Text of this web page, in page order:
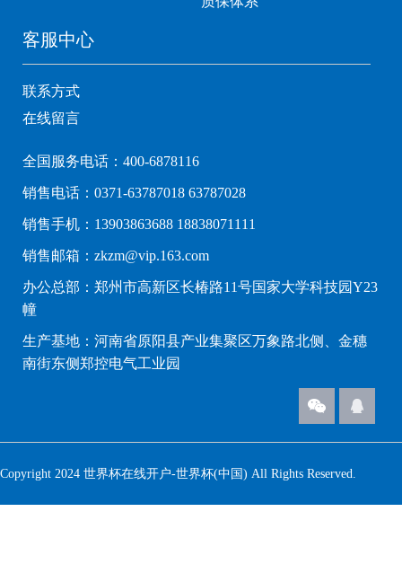
客服中心
联系方式
在线留言
全国服务电话：400-6878116
销售电话：0371-63787018 63787028
销售手机：13903863688 18838071111
销售邮箱：zkzm@vip.163.com
办公总部：郑州市高新区长椿路11号国家大学科技园Y23
幢
生产基地：河南省原阳县产业集聚区万象路北侧、金穗
南街东侧郑控电气工业园
Copyright 2024 世界杯在线开户-世界杯(中国) All Rights Reserved.